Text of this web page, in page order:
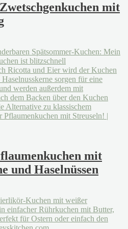
mit
mit
und Haselnüssen